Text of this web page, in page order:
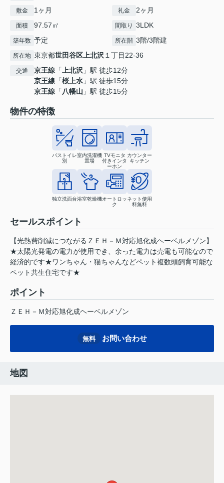
敷金 1ヶ月 礼金 2ヶ月
面積 97.57㎡ 間取り 3LDK
築年数 予定 所在階 3階/3階建
所在地 東京都世田谷区 上北沢 １丁目22-36
交通 京王線 「 上北沢 」駅 徒歩12分
京王線 「桜上水 」駅 徒歩15分
京王線 「 八幡山 」駅 徒歩15分
物件の特徴
バストイレ
別
室内洗濯機
置場
TVモニタ
付きインタ
ーホン
カウンター
キッチン
独立洗面台浴室乾燥機オートロッ
ク
ネット使用
料無料
セールスポイント
【光熱費削減につながるＺＥＨ－Ｍ対応旭化成ヘーベルメゾン】
★太陽光発電の電力が使用でき、余った電力は売電も可能なので
経済的です★ワンちゃん・猫ちゃんなどペット複数頭飼育可能な
ペット共生住宅です★
ポイント
ＺＥＨ－Ｍ対応旭化成ヘーベルメゾン
無料 お問い合わせ
地図